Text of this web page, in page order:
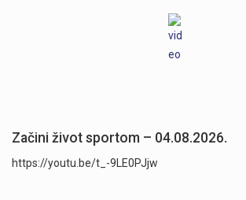
Začini život sportom – 04.08.2026.
https://youtu.be/t_-9LE0PJjw